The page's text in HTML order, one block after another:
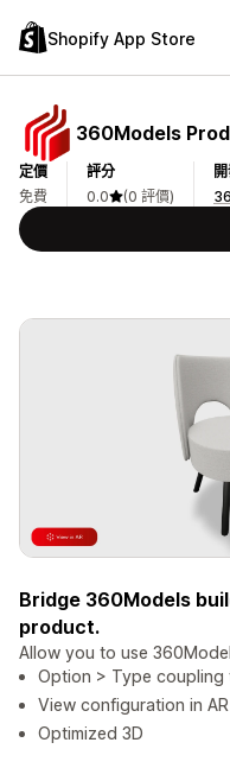
Shopify App Store
360Models
定價
免費
評分
0.0
(0 評價)
Bridge 360Models
product.
Allow you to use
Option > Type
View configuration in AR
Optimized 3D